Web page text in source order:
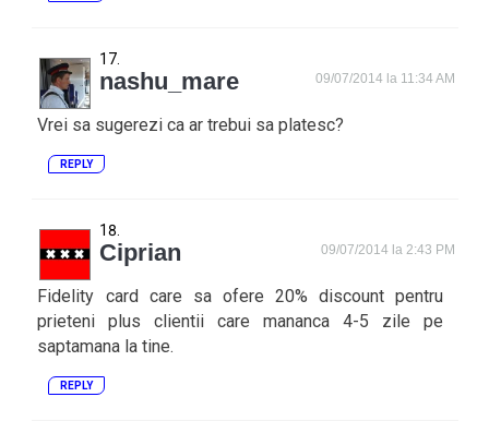
nashu_mare 09/07/2014 la 11:34 AM
Vrei sa sugerezi ca ar trebui sa platesc?
REPLY
Ciprian 09/07/2014 la 2:43 PM
Fidelity card care sa ofere 20% discount pentru
prieteni plus clientii care mananca 4-5 zile pe
saptamana la tine.
REPLY